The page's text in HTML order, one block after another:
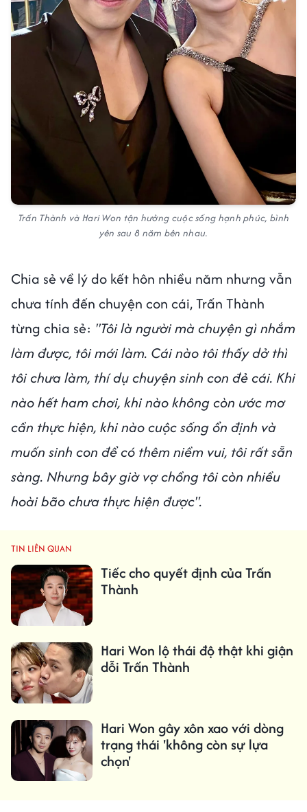
Trấn Thành và Hari Won tận hưởng cuộc sống hạnh phúc, bình
yên sau 8 năm bên nhau.
Chia sẻ về lý do kết hôn nhiều năm nhưng vẫn
chưa tính đến chuyện con cái, Trấn Thành
từng chia sẻ: "Tôi là người mà chuyện gì nhắm
làm được, tôi mới làm. Cái nào tôi thấy dở thì
tôi chưa làm, thí dụ chuyện sinh con đẻ cái. Khi
nào hết ham chơi, khi nào không còn ước mơ
cần thực hiện, khi nào cuộc sống ổn định và
muốn sinh con để có thêm niềm vui, tôi rất sẵn
sàng. Nhưng bây giờ vợ chồng tôi còn nhiều
hoài bão chưa thực hiện được".
TIN LIÊN QUAN
Tiếc cho quyết định của Trấn
Thành
Hari Won lộ thái độ thật khi giận
dỗi Trấn Thành
Hari Won gây xôn xao với dòng
trạng thái 'không còn sự lựa
chọn'